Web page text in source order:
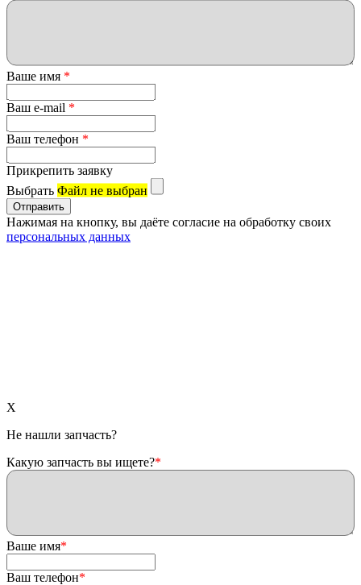
Ваше имя *
Ваш e-mail *
Ваш телефон *
Прикрепить заявку
Выбрать Файл не выбран
Нажимая на кнопку, вы даёте согласие на обработку своих
персональных данных
X
Не нашли запчасть?
Какую запчасть вы ищете?*
Ваше имя*
Ваш телефон*